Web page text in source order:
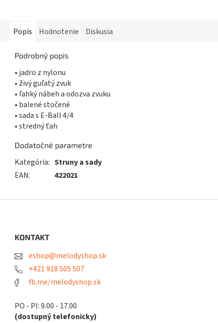
Popis Hodnotenie Diskusia
Podrobný popis
• jadro z nylonu
• živý guľatý zvuk
• ľahký nábeh a odozva zvuku
• balené stočené
• sada s E-Ball 4/4
• stredný ťah
Dodatočné parametre
Kategória: Struny a sady
EAN: 422021
KONTAKT
eshop@melodyshop.sk
+421 918 505 507
fb.me/melodyshop.sk
PO - PI: 9.00 - 17.00
(dostupný telefonicky)